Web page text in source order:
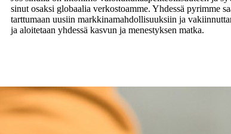
sinut osaksi globaalia verkostoamme. Yhdessä pyrimme
tarttumaan uusiin markkinamahdollisuuksiin ja
ja aloitetaan yhdessä kasvun ja menestyksen matka.